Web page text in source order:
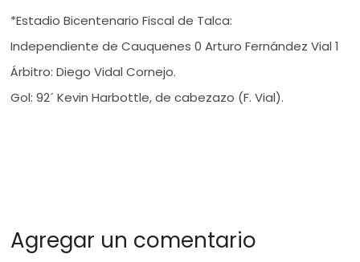
*Estadio Bicentenario Fiscal de Talca:
Independiente de Cauquenes 0 Arturo Fernández Vial 1
Árbitro: Diego Vidal Cornejo.
Gol: 92´ Kevin Harbottle, de cabezazo (F. Vial).
Agregar un comentario